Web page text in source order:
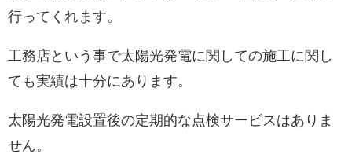
行ってくれます。
工務店という事で太陽光発電に関しての施工に関し
ても実績は十分にあります。
太陽光発電設置後の定期的な点検サービスはありま
せん。